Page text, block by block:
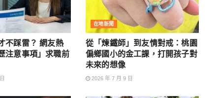
不踩雷？ 網友熱
注意事項」求職前
在地新聞
從「煉鐵師」到友情對戒：桃園
偏鄉國小的金工課，打開孩子對
未來的想像
2026 年 7 月 9 日